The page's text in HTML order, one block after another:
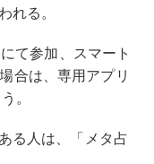
れる。
て参加、スマート
合は、専用アプリ
。
る人は、「メタ占